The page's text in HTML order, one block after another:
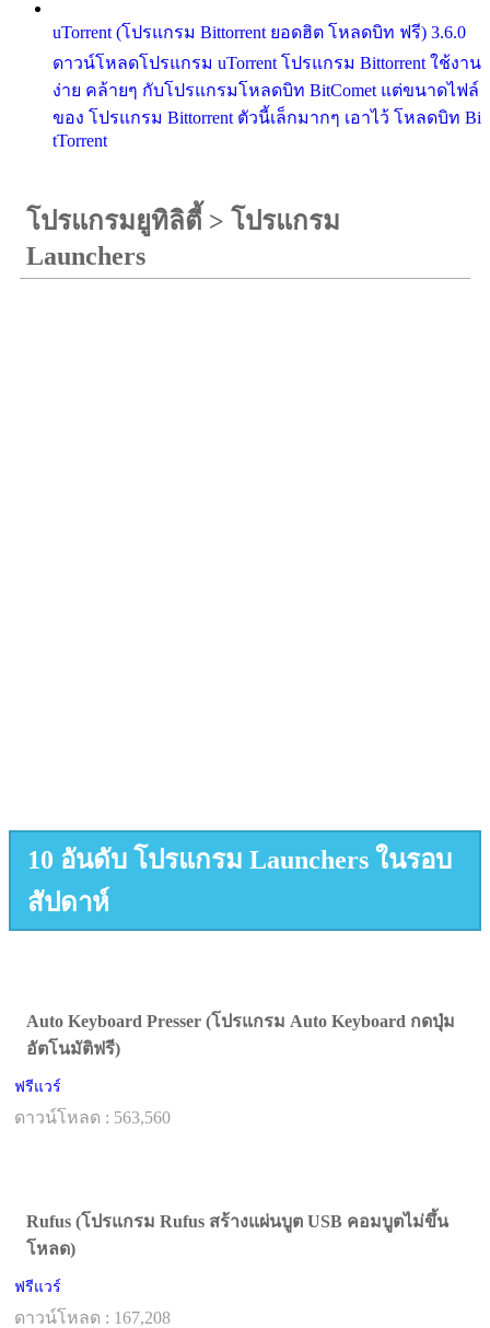
uTorrent (โปรแกรม Bittorrent ยอดฮิต โหลดบิท ฟรี) 3.6.0
ดาวน์โหลดโปรแกรม uTorrent โปรแกรม Bittorrent ใช้งาน
ง่าย คล้ายๆ กับโปรแกรมโหลดบิท BitComet แต่ขนาดไฟล์
ของ โปรแกรม Bittorrent ตัวนี้เล็กมากๆ เอาไว้ โหลดบิท Bi
tTorrent
โปรแกรมยูทิลิตี้ > โปรแกรม
Launchers
10 อันดับ โปรแกรม Launchers ในรอบ
สัปดาห์
Auto Keyboard Presser (โปรแกรม Auto Keyboard กดปุ่ม
อัตโนมัติฟรี)
ฟรีแวร์
ดาวน์โหลด : 563,560
Rufus (โปรแกรม Rufus สร้างแผ่นบูต USB คอมบูตไม่ขึ้น
โหลด)
ฟรีแวร์
ดาวน์โหลด : 167,208